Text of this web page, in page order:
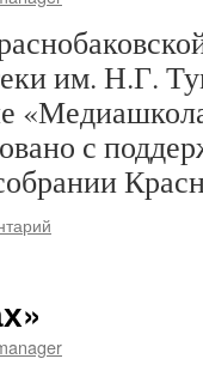
им. Н.Г.
с